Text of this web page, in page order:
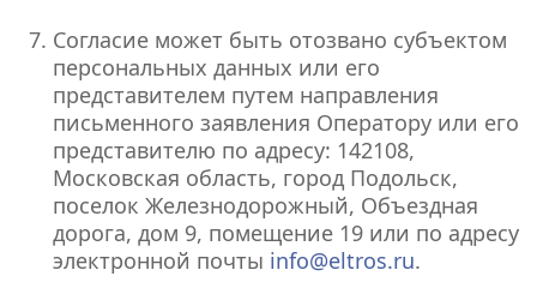
Согласие может быть отозвано субъектом
персональных данных или его
представителем путем направления
письменного заявления Оператору или его
представителю по адресу: 142108,
Московская область, город Подольск,
поселок Железнодорожный, Объездная
дорога, дом 9, помещение 19 или по адресу
электронной почты info@eltros.ru.